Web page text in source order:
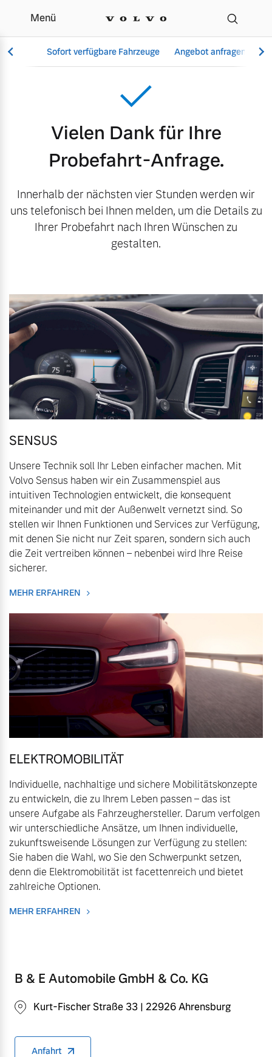
Danke Probefahrt
Menü
Sofort verfügbare Fahrzeuge Angebot anfragen
Vollelektrisch
6 Modelle
Plug-in Hybrid
3 Modelle
Mild-Hybrid
4 Modelle
Geschäftskunden
Editionsmodelle
Konnektivität
Angebot anfragen
Fahrzeug konfigurieren
Sofort verfügbare Fahrzeuge
Volvo Selekt
Gebrauchtwagen
Die Neuwagenalternative
Mehr erfahren
Editionsmodelle
Jetzt kennenlernen
Mehr erfahren
Aktuelle Angebote
Volvo Gebrauchtwagenbörse
Gebrauchtwagen
Volvo kauft Ihr Auto
Aktuelle Zubehörangebote
Aktuelle Serviceangebote
Service by Volvo
Sie erhalten bei uns eine
Bitte sprechen Sie uns
direkt an.
Mehr erfahren
Frühjahrscheck
Entdecken Sie unsere
saisonalen Angebote.
Mehr erfahren
Finanzierung & Leasing
Versicherung
Über uns
Kontakt und Anfahrt
Karriere
Unsere News & Events
Vielen Dank für Ihre
Probefahrt-Anfrage.
Innerhalb der nächsten vier Stunden werden wir
uns telefonisch bei Ihnen melden, um die Details zu
Ihrer Probefahrt nach Ihren Wünschen zu
gestalten.
SENSUS
Unsere Technik soll Ihr Leben einfacher machen. Mit
Volvo Sensus haben wir ein Zusammenspiel aus
intuitiven Technologien entwickelt, die konsequent
miteinander und mit der Außenwelt vernetzt sind. So
stellen wir Ihnen Funktionen und Services zur Verfügung,
mit denen Sie nicht nur Zeit sparen, sondern sich auch
die Zeit vertreiben können – nebenbei wird Ihre Reise
sicherer.
MEHR ERFAHREN
ELEKTROMOBILITÄT
Individuelle, nachhaltige und sichere Mobilitätskonzepte
zu entwickeln, die zu Ihrem Leben passen – das ist
unsere Aufgabe als Fahrzeughersteller. Darum verfolgen
wir unterschiedliche Ansätze, um Ihnen individuelle,
zukunftsweisende Lösungen zur Verfügung zu stellen:
Sie haben die Wahl, wo Sie den Schwerpunkt setzen,
denn die Elektromobilität ist facettenreich und bietet
zahlreiche Optionen.
MEHR ERFAHREN
B & E Automobile GmbH & Co. KG
Kurt-Fischer Straße 33 | 22926 Ahrensburg
Anfahrt